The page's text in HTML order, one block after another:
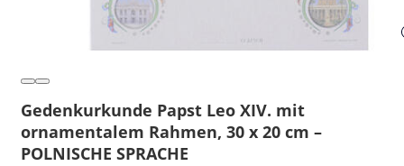
Gedenkurkunde Papst Leo XIV. mit
ornamentalem Rahmen, 30 x 20 cm –
POLNISCHE SPRACHE